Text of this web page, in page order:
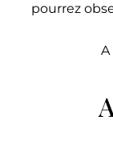
pourrez
A